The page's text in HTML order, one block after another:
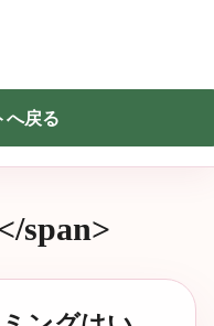
へ戻る
span>